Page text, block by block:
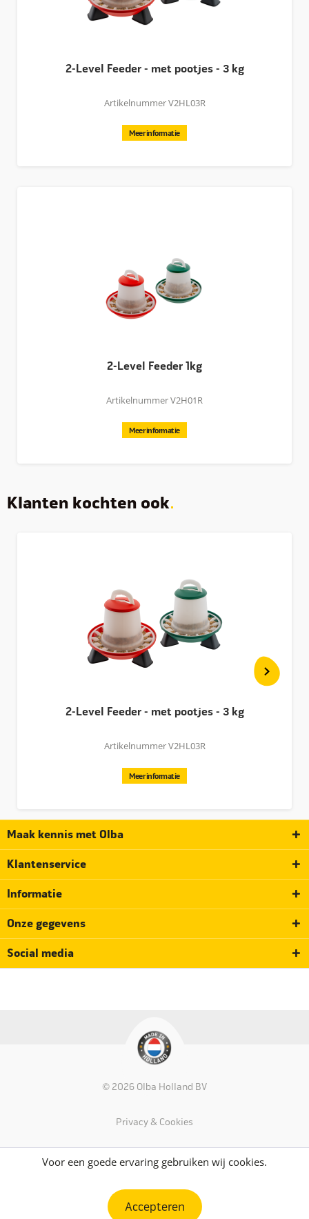
2-Level Feeder - met pootjes - 3 kg
Artikelnummer V2HL03R
Meer informatie
2-Level Feeder 1kg
Artikelnummer V2H01R
Meer informatie
Klanten kochten ook
2-Level Feeder - met pootjes - 3 kg
Artikelnummer V2HL03R
Meer informatie
Maak kennis met Olba
Klantenservice
Informatie
Onze gegevens
Social media
© 2026 Olba Holland BV
Privacy & Cookies
Voor een goede ervaring gebruiken wij cookies.
Accepteren